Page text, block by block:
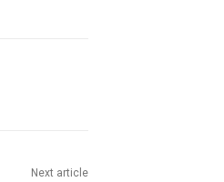
Next article